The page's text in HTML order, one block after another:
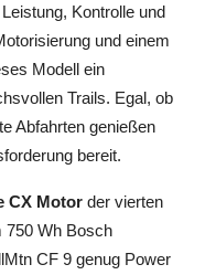
Kontrolle und
und einem
Modell ein
Trails. Egal, ob
Abfahrten genießen
bereit.
CX Motor der vierten
750 Wh Bosch
CF 9 genug Power